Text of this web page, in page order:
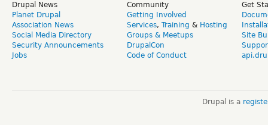
Drupal News
Planet Drupal
Association News
Social Media Directory
Security Announcements
Jobs
Community
Getting Involved
Services, Training & Hosting
Groups & Meetups
DrupalCon
Code of Conduct
Get
Site
Drupal is a